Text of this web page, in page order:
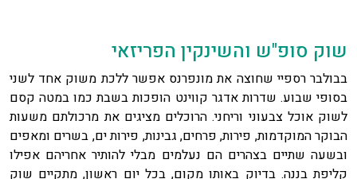
שוק סופ"ש והשינקין הפריזאי
בבולבר רספיי שחוצה את מונפרנס אפשר ללכת משוק אחד לשני
בסופי שבוע. שדרות אדגר קווינט הופכות בשבת כמו במטה קסם
לשוק אוכל צבעוני וריחני. הרוכלים מציגים את מרכולתם משעות
הבוקר המוקדמות, פירות, פרחים, גבינות, פירות ים, בשרים ומאפים
ובשעה שתיים בצהרים הם נעלמים מבלי להותיר אחריהם אפילו
קליפת בננה. בדיוק באותו מקום, בכל יום ראשון, מתקיים שוק